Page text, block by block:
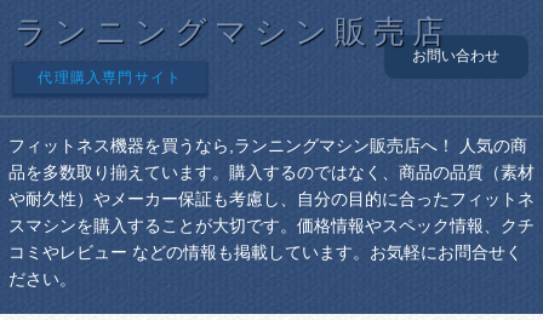
ランニングマシン販売店
代理購入専門サイト
お問い合わせ
フィットネス機器を買うなら,ランニングマシン販売店へ！ 人気の商
品を多数取り揃えています。購入するのではなく、商品の品質（素材
や耐久性）やメーカー保証も考慮し、自分の目的に合ったフィットネ
スマシンを購入することが大切です。価格情報やスペック情報、クチ
コミやレビュー などの情報も掲載しています。お気軽にお問合せく
ださい。